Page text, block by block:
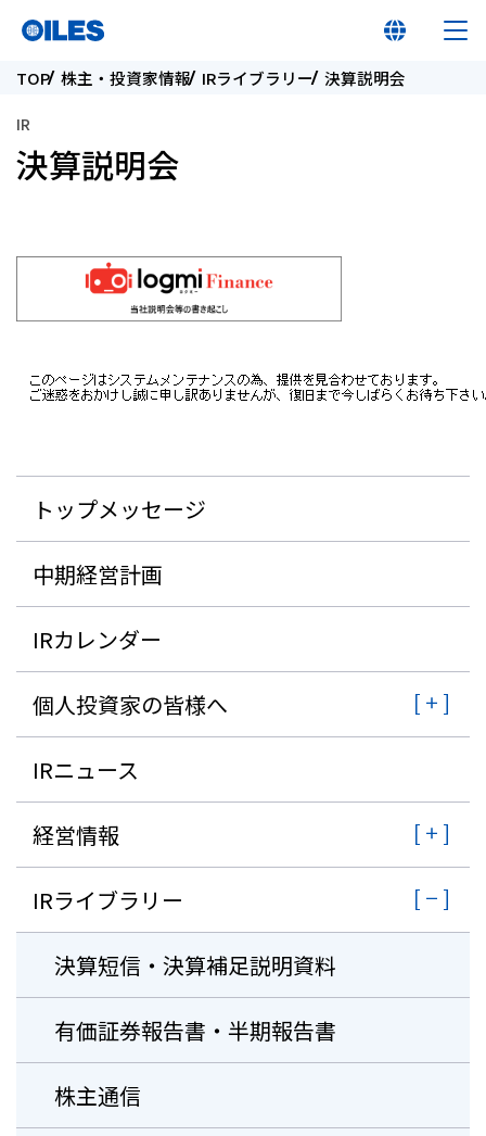
オイレスとは
製品
イノベーション
曽田文庫
TOP 株主・投資家情報 IRライブラリー 決算説明会
IR
決算説明会
トップメッセージ
中期経営計画
IRカレンダー
個人投資家の皆様へ
IRニュース
経営情報
IRライブラリー
決算短信・決算補足説明資料
有価証券報告書・半期報告書
株主通信